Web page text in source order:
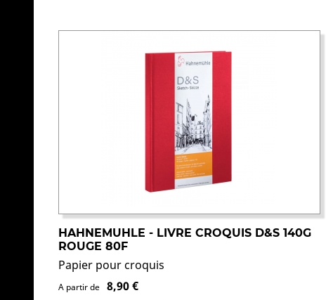
HAHNEMUHLE - LIVRE CROQUIS D&S 140G
ROUGE 80F
Papier pour croquis
A partir de 8,90 €